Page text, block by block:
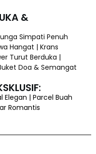
&
Simpati Penuh
Hangat | Krans
Turut Berduka |
Doa & Semangat
Elegan | Parcel Buah
Romantis